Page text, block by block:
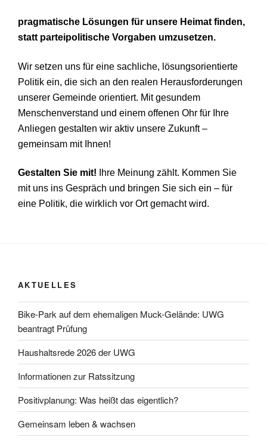
pragmatische Lösungen für unsere Heimat finden,
statt parteipolitische Vorgaben umzusetzen.
Wir setzen uns für eine sachliche, lösungsorientierte
Politik ein, die sich an den realen Herausforderungen
unserer Gemeinde orientiert. Mit gesundem
Menschenverstand und einem offenen Ohr für Ihre
Anliegen gestalten wir aktiv unsere Zukunft –
gemeinsam mit Ihnen!
Gestalten Sie mit! Ihre Meinung zählt. Kommen Sie
mit uns ins Gespräch und bringen Sie sich ein – für
eine Politik, die wirklich vor Ort gemacht wird.
AKTUELLES
Bike-Park auf dem ehemaligen Muck-Gelände: UWG
beantragt Prüfung
Haushaltsrede 2026 der UWG
Informationen zur Ratssitzung
Positivplanung: Was heißt das eigentlich?
Gemeinsam leben & wachsen